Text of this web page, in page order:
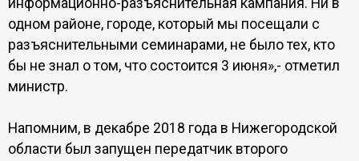
информационно-разъяснительная кампания. Ни в
одном районе, городе, который мы посещали с
разъяснительными семинарами, не было тех, кто
бы не знал о том, что состоится 3 июня»,- отметил
министр.
Напомним, в декабре 2018 года в Нижегородской
области был запущен передатчик второго